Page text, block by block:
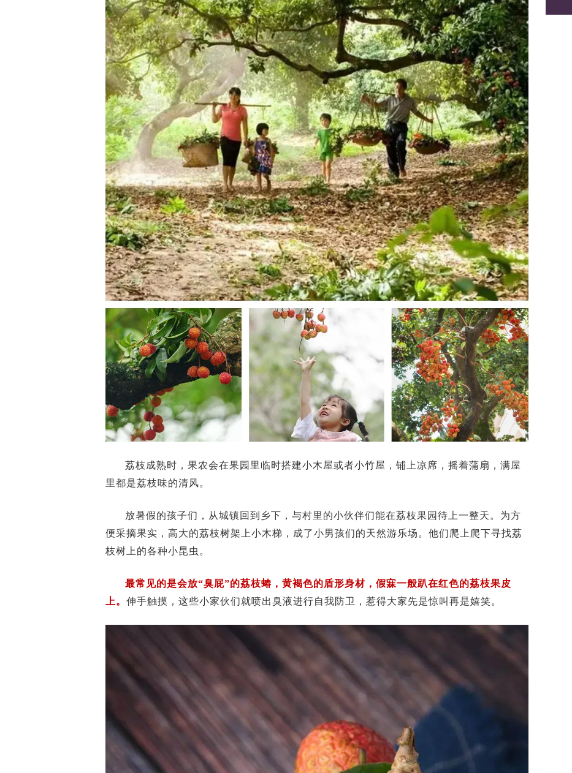
荔枝成熟时，果农会在果园里临时搭建小木屋或者小竹屋，铺上凉席，摇着蒲扇，满屋
里都是荔枝味的清风。
放暑假的孩子们，从城镇回到乡下，与村里的小伙伴们能在荔枝果园待上一整天。为方
便采摘果实，高大的荔枝树架上小木梯，成了小男孩们的天然游乐场。他们爬上爬下寻找荔
枝树上的各种小昆虫。
最常见的是会放“臭屁”的荔枝蝽，黄褐色的盾形身材，假寐一般趴在红色的荔枝果皮
上。 伸手触摸，这些小家伙们就喷出臭液进行自我防卫，惹得大家先是惊叫再是嬉笑。